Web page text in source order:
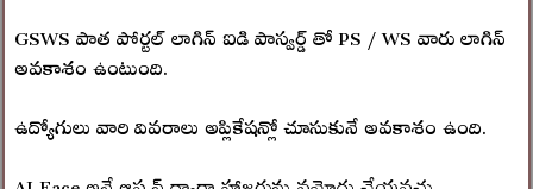
GSWS పాత పోర్టల్ లాగిన్ ఐడి పాస్వర్డ్ తో PS / WS వారు లాగిన్
అవకాశం ఉంటుంది.
ఉద్యోగులు వారి వివరాలు అప్లికేషన్లో చూసుకునే అవకాశం ఉంది.